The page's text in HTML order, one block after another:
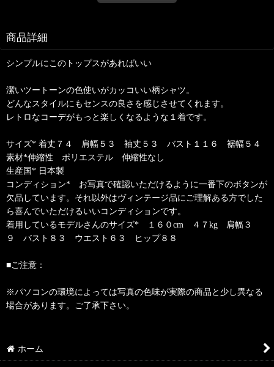
商品詳細
シンプルにこのトップスがあればいい
潔いツートーンの色使いがカッコいい柄シャツ。
どんなスタイルにもセンスの良さを感じさせてくれます。
レトロなコーデがもっと楽しくなるような１着です。
サイズ* 着丈７４ 肩幅５３ 袖丈５３ バスト１１６ 裾幅５４
素材*伸縮性 ポリエステル 伸縮性なし
生産国* 日本製
コンディション* お写真で確認いただけるように一番下のボタンが
欠品しています。それ以外はヴィンテージ品にご理解ある方でした
ら喜んでいただけるいいコンディションです。
着用しているモデルさんのサイズ* １６０cm ４７kg 肩幅３
９ バスト８３ ウエスト６３ ヒップ８８
■ご注意：
※パソコンの環境によっては写真の色味が実際の商品と少し異なる
場合があります。ご了承下さい。
ホーム